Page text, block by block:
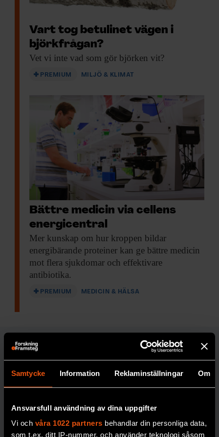
Samtycke Information Reklaminställningar Om
Ansvarsfull användning av dina uppgifter
Vi och våra 1022 partners behandlar din personliga data,
som t.ex. ditt IP-nummer, och använder teknologi såsom
Vart tog betulinet vägen i
björkfrågan?
Vet vi inte vad som gör björken vit?
PREMIUM MILJÖ & KLIMAT
Bättre medicin via cellens
energicentral
Mer kunskap om hur kroppen bildar
energibärande proteiner kan ge bättre medicin
mot flera sjukdomar och effektivare
antibiotika.
PREMIUM MEDICIN & HÄLSA
MEDICIN & HÄLSA
Johan Jendle
”Ge
personer